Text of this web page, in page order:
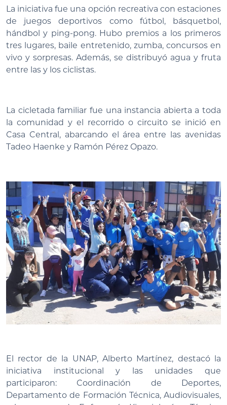
La iniciativa fue una opción recreativa con estaciones
de juegos deportivos como fútbol, básquetbol,
hándbol y ping-pong. Hubo premios a los primeros
tres lugares, baile entretenido, zumba, concursos en
vivo y sorpresas. Además, se distribuyó agua y fruta
entre las y los ciclistas.
La cicletada familiar fue una instancia abierta a toda
la comunidad y el recorrido o circuito se inició en
Casa Central, abarcando el área entre las avenidas
Tadeo Haenke y Ramón Pérez Opazo.
El rector de la UNAP, Alberto Martínez, destacó la
iniciativa institucional y las unidades que
participaron: Coordinación de Deportes,
Departamento de Formación Técnica, Audiovisuales,